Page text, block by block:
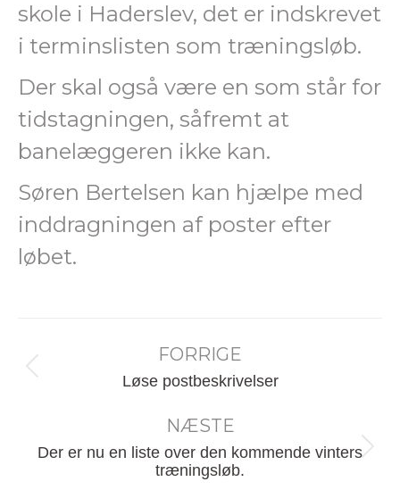
skole i Haderslev, det er indskrevet
i terminslisten som træningsløb.
Der skal også være en som står for
tidstagningen, såfremt at
banelæggeren ikke kan.
Søren Bertelsen kan hjælpe med
inddragningen af poster efter
løbet.
navigation
FORRIGE
Forrige
Løse postbeskrivelser
NÆSTE
Næste
nyhed:
Der er nu en liste over den kommende vinters
træningsløb.